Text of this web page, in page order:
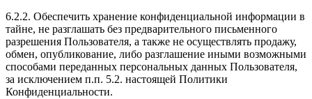
6.2.2. Обеспечить хранение конфиденциальной информации в
тайне, не разглашать без предварительного письменного
разрешения Пользователя, а также не осуществлять продажу,
обмен, опубликование, либо разглашение иными возможными
способами переданных персональных данных Пользователя,
за исключением п.п. 5.2. настоящей Политики
Конфиденциальности.